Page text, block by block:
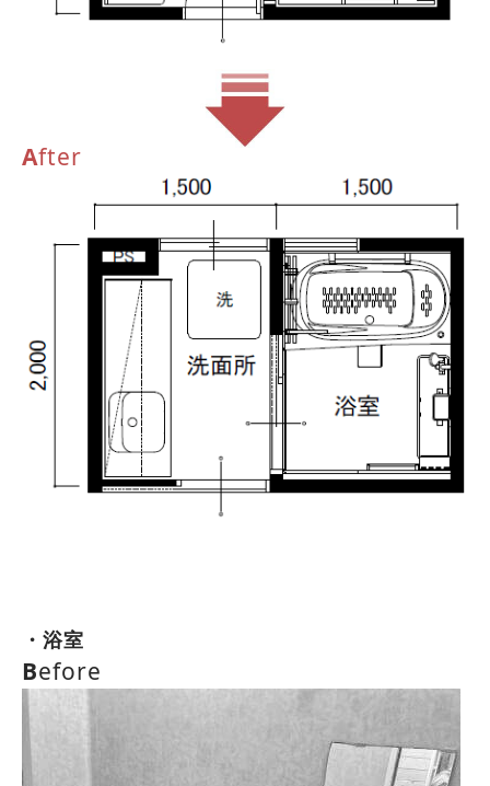
After
・浴室
Before